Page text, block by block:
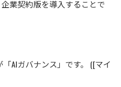
業契約版を導入することで
AIガバナンス」です。 ([マイ